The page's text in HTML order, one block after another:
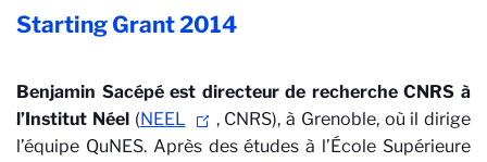
Starting Grant2014
Benjamin Sacépé est directeur de recherche CNRS à
l’Institut Néel(NEEL
, CNRS), à Grenoble, où il dirige
l’équipe QuNES. Après des études à l’École Supérieure